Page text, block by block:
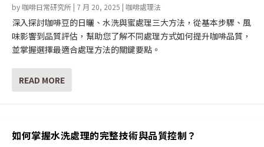
by咖啡日常研究所 | 7 月 20, 2025 | 咖啡處理法
深入探討咖啡豆的日曬、水洗與蜜處理三大方法，從基本步驟、風
味影響到品質評估，幫助您了解不同處理方式如何提升咖啡品質，
並掌握選擇最適合處理方法的關鍵要點。
READ MORE
如何掌握水洗處理的完整技術與品質控制？